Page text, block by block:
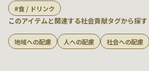
食 / ドリンク
このアイテムと関連する社会貢献タグから探す
地域への配慮 人への配慮 社会への配慮